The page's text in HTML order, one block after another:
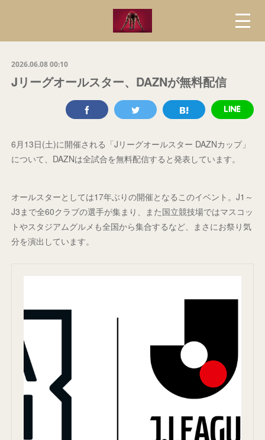
2026.06.08 00:10
Jリーグオールスター、DAZNが無料配信
6月13日(土)に開催される「Jリーグオールスター DAZNカップ」
について、DAZNは全試合を無料配信すると発表しています。
オールスターとしては17年ぶりの開催となるこのイベント。J1～
J3まで全60クラブの選手が集まり、また国立競技場ではマスコッ
トやスタジアムグルメも全国から集合するなど、まさにお祭り気
分を演出しています。